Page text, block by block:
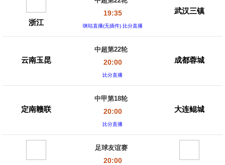
浙江
19:35
咪咕直播(无插件) 比分直播
武汉三镇
云南玉昆
中超第22轮
20:00
比分直播
成都蓉城
定南赣联
中甲第18轮
20:00
比分直播
大连鲲城
足球友谊赛
20:00